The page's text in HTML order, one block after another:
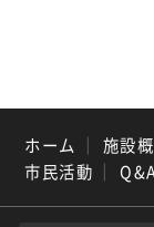
ホーム ｜ 施設
市民活動 ｜